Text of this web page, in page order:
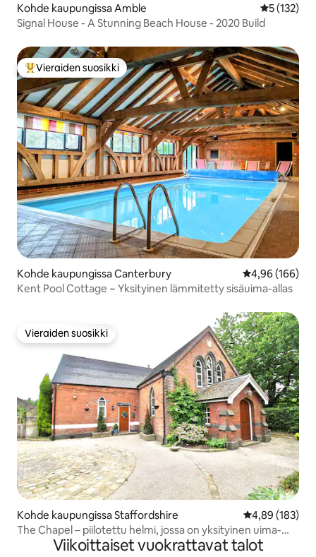
Kohde kaupungissa Amble
5 (132)
Signal House - A Stunning Beach House - 2020 Build
Vieraiden suosikkien parhaimmistoa
Vieraiden suosikki
Kohde kaupungissa Canterbury
4,96 (166)
Kent Pool Cottage ~ Yksityinen lämmitetty sisäuima-allas
Vieraiden suosikki
Vieraiden suosikki
Kohde kaupungissa Staffordshire
4,89 (183)
The Chapel – piilotettu helmi, jossa on yksityinen uima-
allas ja baariViikoittaiset vuokrattavat talot